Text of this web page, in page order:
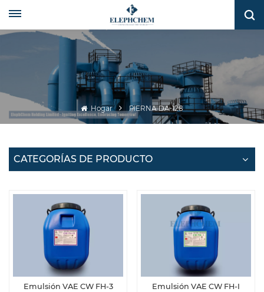
Hogar PIERNA DA-128
CATEGORÍAS DE PRODUCTO
Emulsión VAE CW FH-3 Emulsión VAE CW FH-Ⅰ